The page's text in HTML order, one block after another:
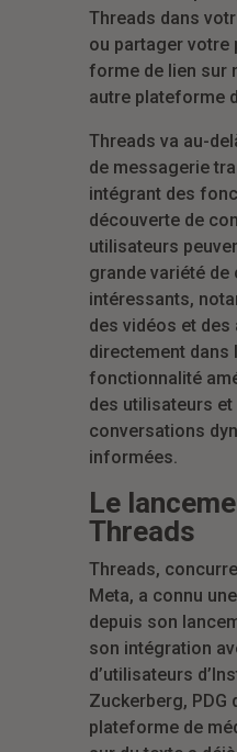
Threads dans
ou partager votre
forme de lien sur
autre plateforme
Threads va au-
de messagerie
intégrant des
découverte de
utilisateurs
grande variété de
intéressants,
des vidéos et des
directement dans
fonctionnalité
des utilisateurs et
conversations
informées.
Le
Threads
Threads,
Meta, a connu
depuis son
son intégration
d’utilisateurs
Zuckerberg, PDG
plateforme de